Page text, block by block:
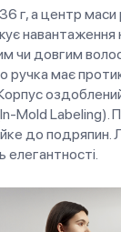
г, а центр
навантаження
чи довгим
ручка має
Mold Labeling).
до подряпин.